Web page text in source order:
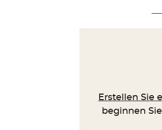
Erstellen Sie
beginnen